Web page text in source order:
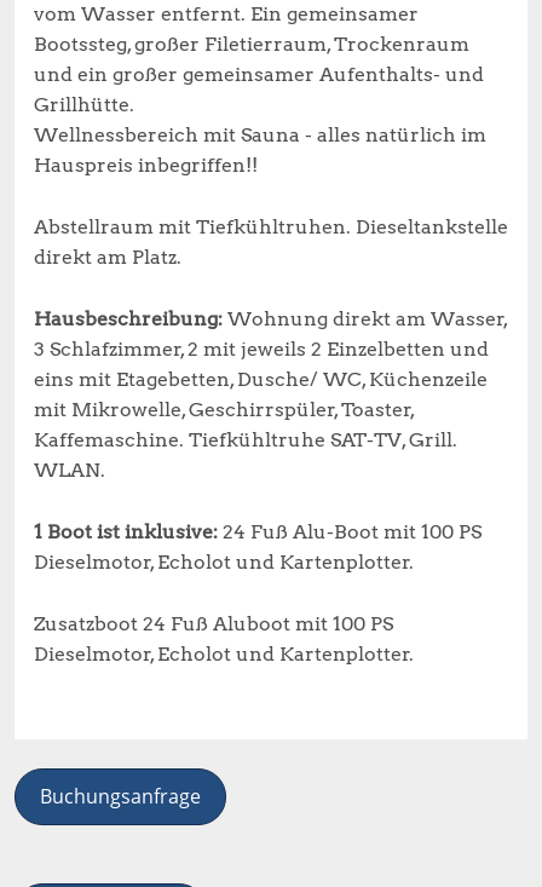
vom Wasser entfernt. Ein gemeinsamer
Bootssteg, großer Filetierraum, Trockenraum
und ein großer gemeinsamer Aufenthalts- und
Grillhütte.
Wellnessbereich mit Sauna - alles natürlich im
Hauspreis inbegriffen!!
Abstellraum mit Tiefkühltruhen. Dieseltankstelle
direkt am Platz.
Hausbeschreibung: Wohnung direkt am Wasser,
3 Schlafzimmer, 2 mit jeweils 2 Einzelbetten und
eins mit Etagebetten, Dusche/ WC, Küchenzeile
mit Mikrowelle, Geschirrspüler, Toaster,
Kaffemaschine. Tiefkühltruhe SAT-TV, Grill.
WLAN.
1 Boot ist inklusive: 24 Fuß Alu-Boot mit 100 PS
Dieselmotor, Echolot und Kartenplotter.
Zusatzboot 24 Fuß Aluboot mit 100 PS
Dieselmotor, Echolot und Kartenplotter.
Buchungsanfrage